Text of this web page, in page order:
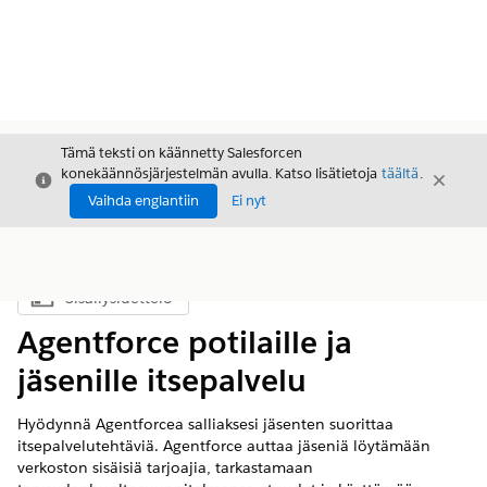
Sulje
Tämä teksti on käännetty Salesforcen
konekäännösjärjestelmän avulla. Katso lisätietoja täältä.
Vaihda englantiin
Ei nyt
Sulje
Näytä sisällysluettelo
Sisällysluettelo
Agentforce potilaille ja
jäsenille itsepalvelu
Hyödynnä Agentforcea salliaksesi jäsenten suorittaa
itsepalvelutehtäviä. Agentforce auttaa jäseniä löytämään
verkoston sisäisiä tarjoajia, tarkastamaan